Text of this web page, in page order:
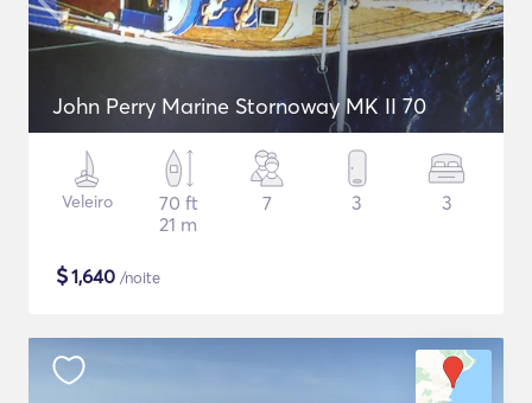
John Perry Marine Stornoway MK II 70
Veleiro
70 ft
21 m
7 3 3
$1,640 /noite